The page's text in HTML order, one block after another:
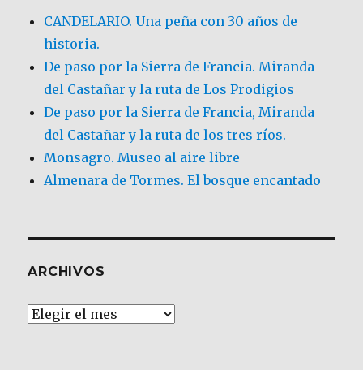
CANDELARIO. Una peña con 30 años de
historia.
De paso por la Sierra de Francia. Miranda
del Castañar y la ruta de Los Prodigios
De paso por la Sierra de Francia, Miranda
del Castañar y la ruta de los tres ríos.
Monsagro. Museo al aire libre
Almenara de Tormes. El bosque encantado
ARCHIVOS
Archivos